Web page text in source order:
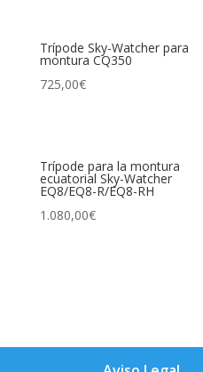
Trípode Sky-Watcher para
montura CQ350
725,00€
Trípode para la montura
ecuatorial Sky-Watcher
EQ8/EQ8-R/EQ8-RH
1.080,00€